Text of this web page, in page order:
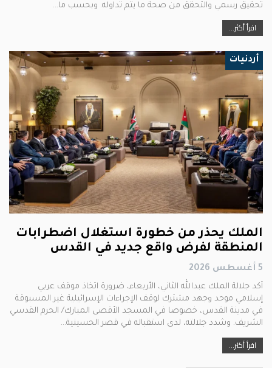
تحقيق رسمي والتحقق من صحة ما يتم تداوله. وبحسب ما…
اقرأ أكثر...
أردنيات
الملك يحذر من خطورة استغلال اضطرابات
المنطقة لفرض واقع جديد في القدس
5 أغسطس 2026
أكد جلالة الملك عبدﷲ الثاني، الأربعاء، ضرورة اتخاذ موقف عربي
إسلامي موحد وجهد مشترك لوقف الإجراءات الإسرائيلية غير المسبوقة
في مدينة القدس، خصوصا في المسجد الأقصى المبارك/ الحرم القدسي
الشريف. وشدد جلالته، لدى استقباله في قصر الحسينية…
اقرأ أكثر...